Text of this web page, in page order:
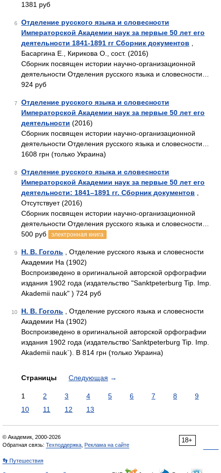
1381 руб
6
Отделение русского языка и словесности
Императорской Академии наук за первые 50 лет его
деятельности 1841-1891 гг Сборник документов
Басаргина Е., Кирикова О., сост. (2016)
Сборник посвящен истории научно-организационной
деятельности Отделения русского языка и словесности…
924 руб
7
Отделение русского языка и словесности
Императорской Академии наук за первые 50 лет его
деятельности (2016)
Сборник посвящен истории научно-организационной
деятельности Отделения русского языка и словесности…
1608 грн (только Украина)
8
Отделение русского языка и словесности
Императорской Академии наук за первые 50 лет его
деятельности: 1841–1891 гг. Сборник документов
Отсутствует (2016)
Сборник посвящен истории научно-организационной
деятельности Отделения русского языка и словесности…
500 руб
электронная книга
9 Н. В. Гоголь , Отделение русского языка и словесности
Академии На (1902)
Воспроизведено в оригинальной авторской орфографии
издания 1902 года (издательство "Sanktpeterburg Tip. Imp.
Akademii nauk" ) 724 руб
10 Н. В. Гоголь , Отделение русского языка и словесности
Академии На (1902)
Воспроизведено в оригинальной авторской орфографии
издания 1902 года (издательство`Sanktpeterburg Tip. Imp.
Akademii nauk`). В 814 грн (только Украина)
Страницы Следующая →
1 2 3 4 5 6 7 8
9
10
11 12 13
18+
© Академик, 2000-2026
Обратная связь: Техподдержка Реклама на сайте
👣 Путешествия